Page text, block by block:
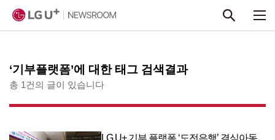
‘기부플랫폼’에 대한 태그 검색결과
총 1건의 글이 있습니다
LG U+ 기부 플랫폼 ‘도전은행’ 결식아동